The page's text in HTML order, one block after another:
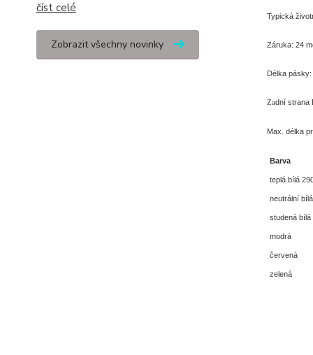
číst celé
Zobrazit všechny novinky
Typická
Záruka: 24
Délka
Zadní strana
Max. délka
Barva
teplá bílá
neutrální
studená bílá
modrá
červená
zelená